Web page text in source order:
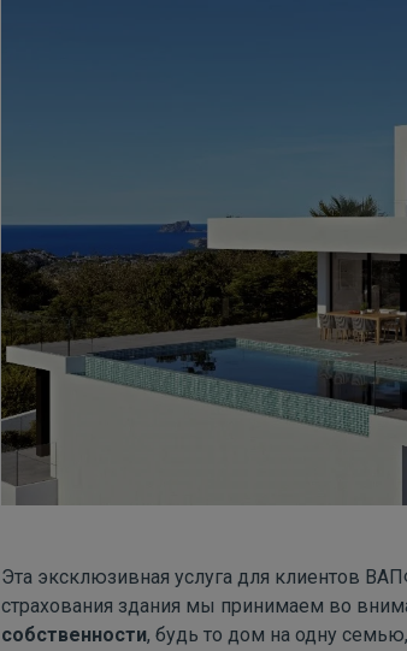
Эта эксклюзивная услуга для клиентов
страхования здания мы принимаем во
собственности, будь то дом на одну